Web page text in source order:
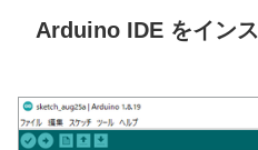
Arduino IDE をイン